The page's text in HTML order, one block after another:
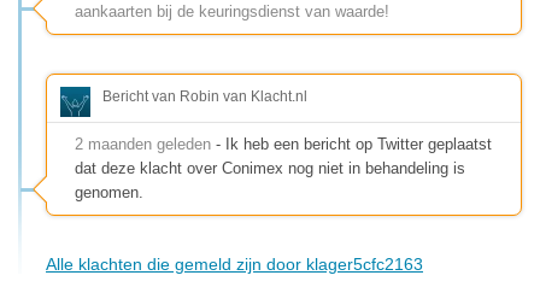
aankaarten bij de keuringsdienst van waarde!
Bericht van Robin van Klacht.nl
2 maanden geleden - Ik heb een bericht op Twitter geplaatst
dat deze klacht over Conimex nog niet in behandeling is
genomen.
Alle klachten die gemeld zijn door klager5cfc2163